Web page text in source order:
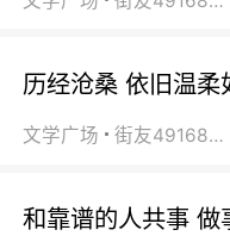
历经沧桑 依旧温柔
文学广场 街友49168527
和靠谱的人共事 做